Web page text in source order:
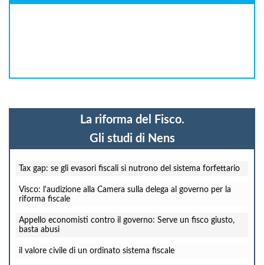
La riforma del Fisco.
Gli studi di Nens
Tax gap: se gli evasori fiscali si nutrono del sistema forfettario
Visco: l'audizione alla Camera sulla delega al governo per la
riforma fiscale
Appello economisti contro il governo: Serve un fisco giusto,
basta abusi
il valore civile di un ordinato sistema fiscale